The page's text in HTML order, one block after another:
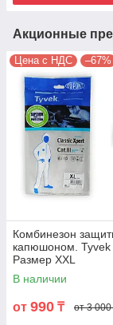
Акционные
Цена с НДС –67%
Комбинезон
капюшоном. Tyvek
Размер XXL
В наличии
от 990 ₸ от 3 000